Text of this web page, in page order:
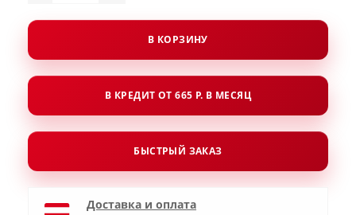
В КОРЗИНУ
В КРЕДИТ ОТ 665 Р. В МЕСЯЦ
БЫСТРЫЙ ЗАКАЗ
Доставка и оплата